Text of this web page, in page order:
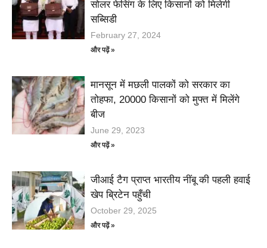
सोलर फेसिंग के लिए किसानों को मिलेगी
सब्सिडी
February 27, 2024
और पढ़ें »
मानसून में मछली पालकों को सरकार का
तोहफा, 20000 किसानों को मुफ्त में मिलेंगे
बीज
June 29, 2023
और पढ़ें »
जीआई टैग प्राप्त भारतीय नींबू की पहली हवाई
खेप ब्रिटेन पहुँची
October 29, 2025
और पढ़ें »